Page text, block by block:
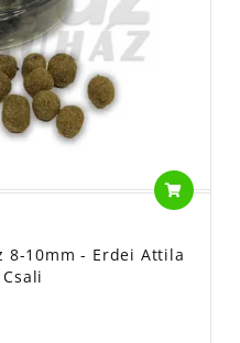
8-10mm - Erdei Attila